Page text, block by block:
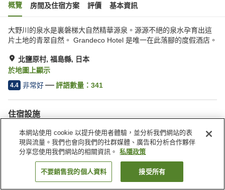
概覽 房間及住宿方案 評價 基本資訊
大野川的泉水是裏磐梯大自然精華源泉。源源不絕的泉水孕育出這
片土地的青翠自然。 Grandeco Hotel 是唯一在此落腳的度假酒店。
北鹽原村, 福島縣, 日本
於地圖上顯示
4.4 非常好 評語數量： 341
住宿設施
Wi-Fi
內有溫泉
桑拿
餐廳
找客房
本網站使用 cookie 以提升使用者體驗，並分析我們網站的表
現與流量。我們也會向我們的社群媒體、廣告和分析合作夥伴
分享您使用我們網站的相關資訊。
私隱政策
不要銷售我的個人資料 接受所有